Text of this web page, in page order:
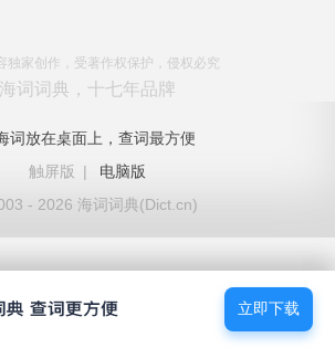
独家创作，受著作权保护，侵权必究
海词词典，十七年品牌
词放在桌面上，查词最方便
触屏版
|
电脑版
- 2026 海词词典(Dict.cn)
立即下载
立即下载